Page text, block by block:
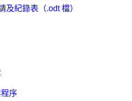
及紀錄表（.odt 檔）
序